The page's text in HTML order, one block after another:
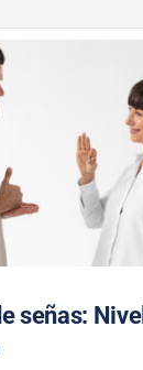
señas: Nivel